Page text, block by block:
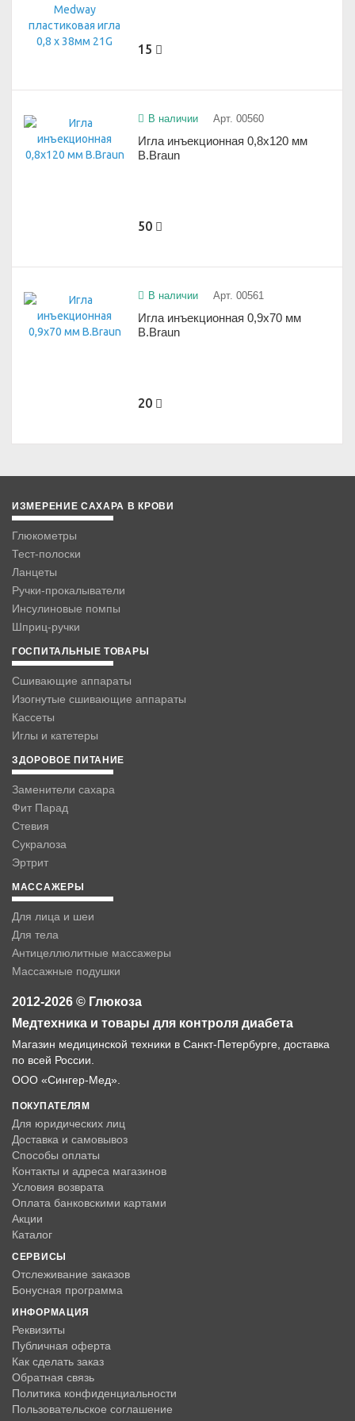
15
В наличии Арт. 00560
Игла инъекционная 0,8х120 мм
B.Braun
50
В наличии Арт. 00561
Игла инъекционная 0,9х70 мм
B.Braun
20
ИЗМЕРЕНИЕ САХАРА В КРОВИ
Глюкометры
Тест-полоски
Ланцеты
Ручки-прокалыватели
Инсулиновые помпы
Шприц-ручки
ГОСПИТАЛЬНЫЕ ТОВАРЫ
Сшивающие аппараты
Изогнутые сшивающие аппараты
Кассеты
Иглы и катетеры
ЗДОРОВОЕ ПИТАНИЕ
Заменители сахара
Фит Парад
Стевия
Сукралоза
Эртрит
МАССАЖЕРЫ
Для лица и шеи
Для тела
Антицеллюлитные массажеры
Массажные подушки
2012-2026 © Глюкоза
Медтехника и товары для контроля диабета
Магазин медицинской техники в Санкт-Петербурге, доставка
по всей России.
ООО «Сингер-Мед».
ПОКУПАТЕЛЯМ
Для юридических лиц
Доставка и самовывоз
Способы оплаты
Контакты и адреса магазинов
Условия возврата
Оплата банковскими картами
Акции
Каталог
СЕРВИСЫ
Отслеживание заказов
Бонусная программа
ИНФОРМАЦИЯ
Реквизиты
Публичная оферта
Как сделать заказ
Обратная связь
Политика конфиденциальности
Пользовательское соглашение